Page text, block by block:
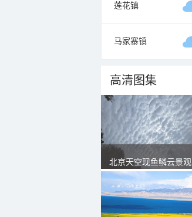
莲花镇
马家寨镇
高清图集
北京天空现鱼鳞云景观